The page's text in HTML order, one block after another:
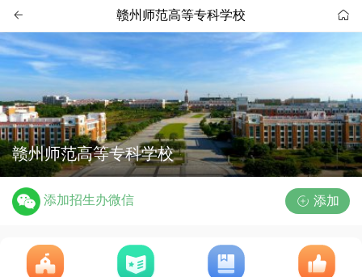
 赣州师范高等专科学校 
赣州师范高等专科学校
添加招生办微信  添加